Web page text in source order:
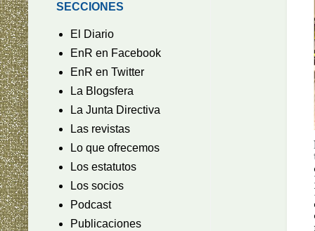
SECCIONES
El Diario
EnR en Facebook
EnR en Twitter
La Blogsfera
La Junta Directiva
Las revistas
Lo que ofrecemos
Los estatutos
Los socios
Podcast
Publicaciones